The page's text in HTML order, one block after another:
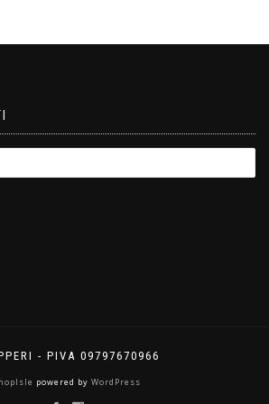
- PIVA 09797670966
powered by WordPress